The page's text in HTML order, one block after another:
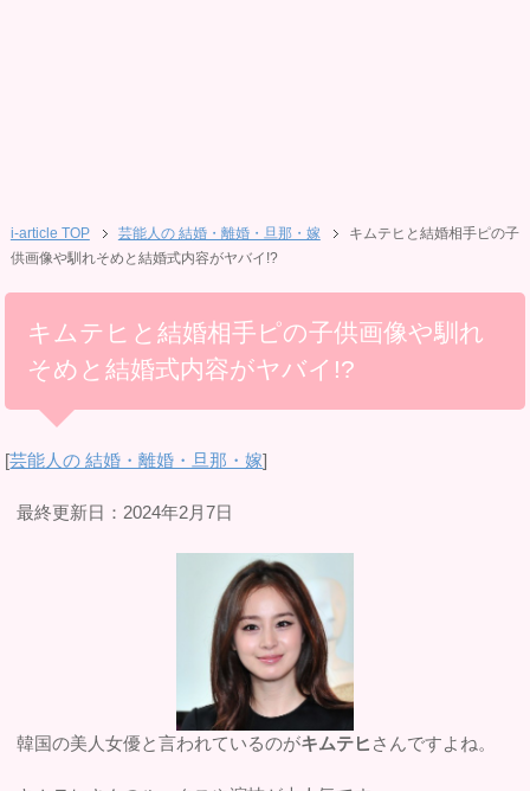
i-article TOP 芸能人の 結婚・離婚・旦那・嫁
キムテヒと結婚相手ピの子
供画像や馴れそめと結婚式内容がヤバイ!?
キムテヒと結婚相手ピの子供画像や馴れ
そめと結婚式内容がヤバイ!?
[芸能人の 結婚・離婚・旦那・嫁]
最終更新日：2024年2月7日
韓国の美人女優と言われているのがキムテヒ さんですよね。